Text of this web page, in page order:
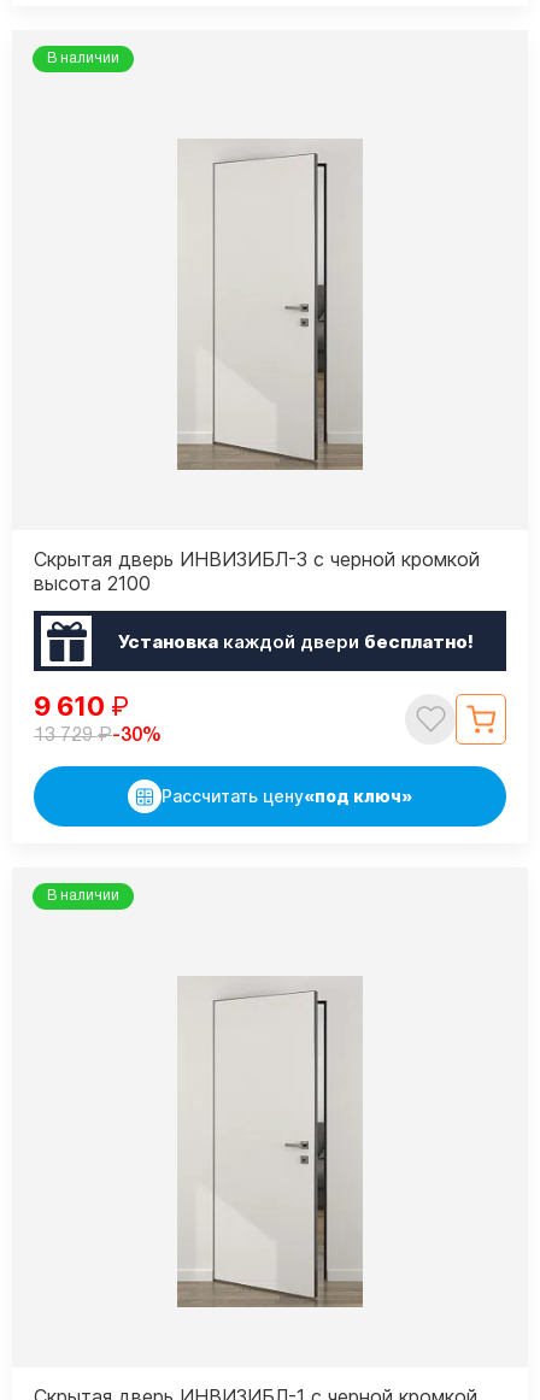
В наличии
Скрытая дверь ИНВИЗИБЛ-3 с черной кромкой
высота 2100
Установкакаждой двери бесплатно!
9 610 ₽
13 729₽-30%
Рассчитать цену«под ключ»
В наличии